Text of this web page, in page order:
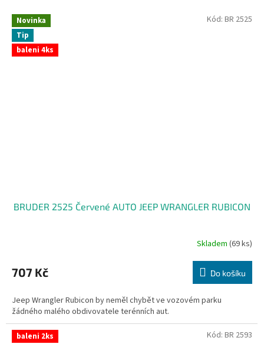
Novinka
Tip
baleni 4ks
BRUDER 2525 Červené AUTO JEEP WRANGLER RUBICON
produktu
je
z
5
hvězdiček.
Skladem(69 ks)
707 Kč Do košíku
Jeep Wrangler Rubicon by neměl chybět ve vozovém parku
žádného malého obdivovatele terénních aut.
Kód: BR 2525
baleni 2ks Kód: BR 2593